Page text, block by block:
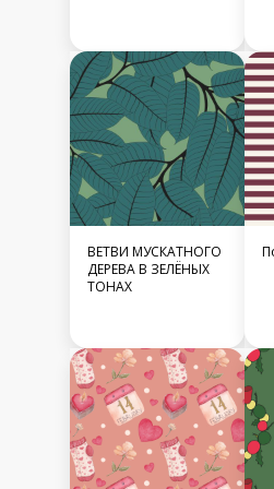
ВЕТВИ МУСКАТНОГО
ДЕРЕВА В ЗЕЛЁНЫХ
ТОНАХ